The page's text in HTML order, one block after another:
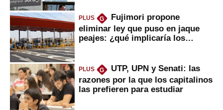
PLUS G
Fujimori propone
eliminar ley que puso en jaque
peajes: ¿qué implicaría los
PLUS G
UTP, UPN y Senati: las
razones por la que los capitalinos
las prefieren para estudiar